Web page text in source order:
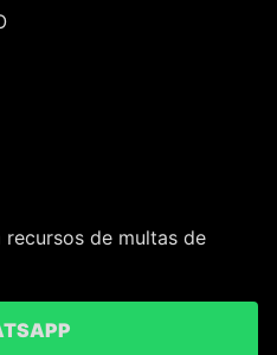
recursos de multas de